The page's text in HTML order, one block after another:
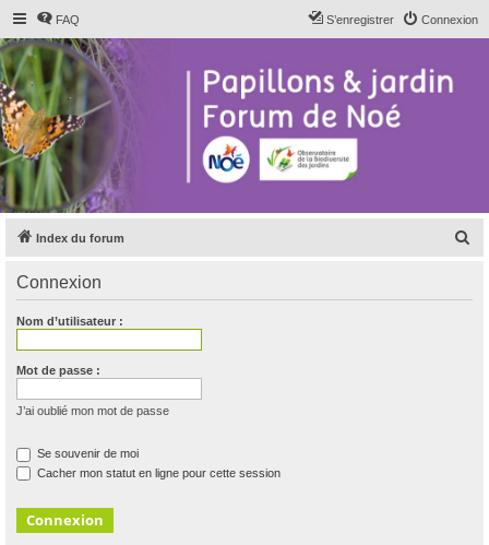
FAQ Connexion
S’enregistrer
Index du forum
Connexion
Nom d’utilisateur :
Mot de passe :
J’ai oublié mon mot de passe
Se souvenir de moi
Cacher mon statut en ligne pour cette session